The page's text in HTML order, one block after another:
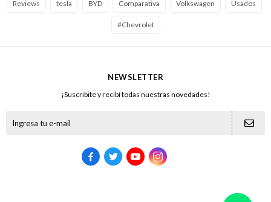
Reviews tesla BYD Comparativa Volkswagen Usados
#Chevrolet
NEWSLETTER
¡Suscribite y recibí todas nuestras novedades!
   